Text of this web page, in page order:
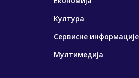
Култура
Сервисне информације
Мултимедија